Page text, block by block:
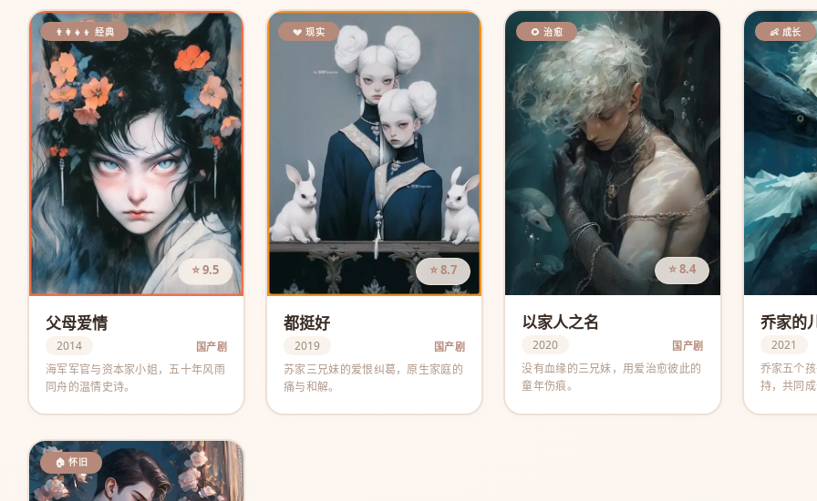
👨‍👩‍👧‍👦 经典
⭐ 9.5
父母爱情
2014 国产剧
海军军官与资本家小姐，五十年风雨
同舟的温情史诗。
💔 现实
⭐ 8.7
都挺好
2019 国产剧
苏家三兄妹的爱恨纠葛，原生家庭的
痛与和解。
🌻 治愈
⭐ 8.4
以家人之名
2020 国产剧
没有血缘的三兄妹，用爱治愈彼此的
童年伤痕。
👶 成长
乔家的
2021
乔家五个
持，共同
🏠 怀旧